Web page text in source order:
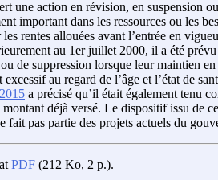
une action en révision, en suspension
important dans les ressources ou les
rentes allouées avant l’entrée en
au 1er juillet 2000, il a été
de suppression lorsque leur maintien
au regard de l’âge et l’état de
a précisé qu’il était également tenu
déjà versé. Le dispositif issu de
fait pas partie des projets actuels du
PDF (212 Ko, 2 p.).